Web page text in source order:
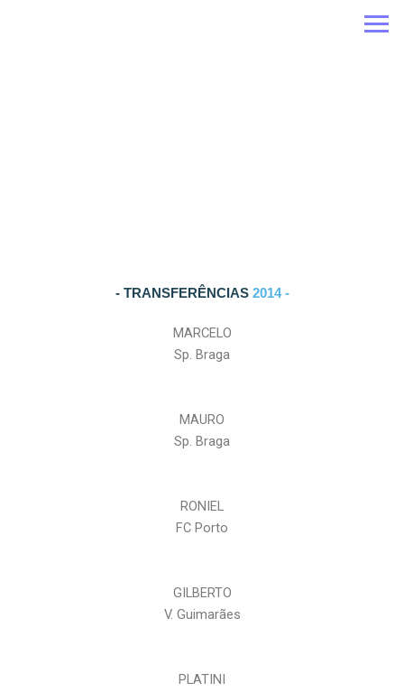
- TRANSFERÊNCIAS 2014 -
MARCELO
Sp. Braga
MAURO
Sp. Braga
RONIEL
FC Porto
GILBERTO
V. Guimarães
PLATINI